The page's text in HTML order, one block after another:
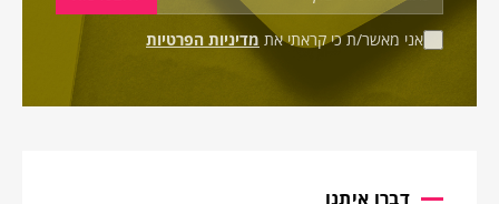
אני מאשר/ת כי קראתי את מדיניות הפרטיות
דברו איתנו